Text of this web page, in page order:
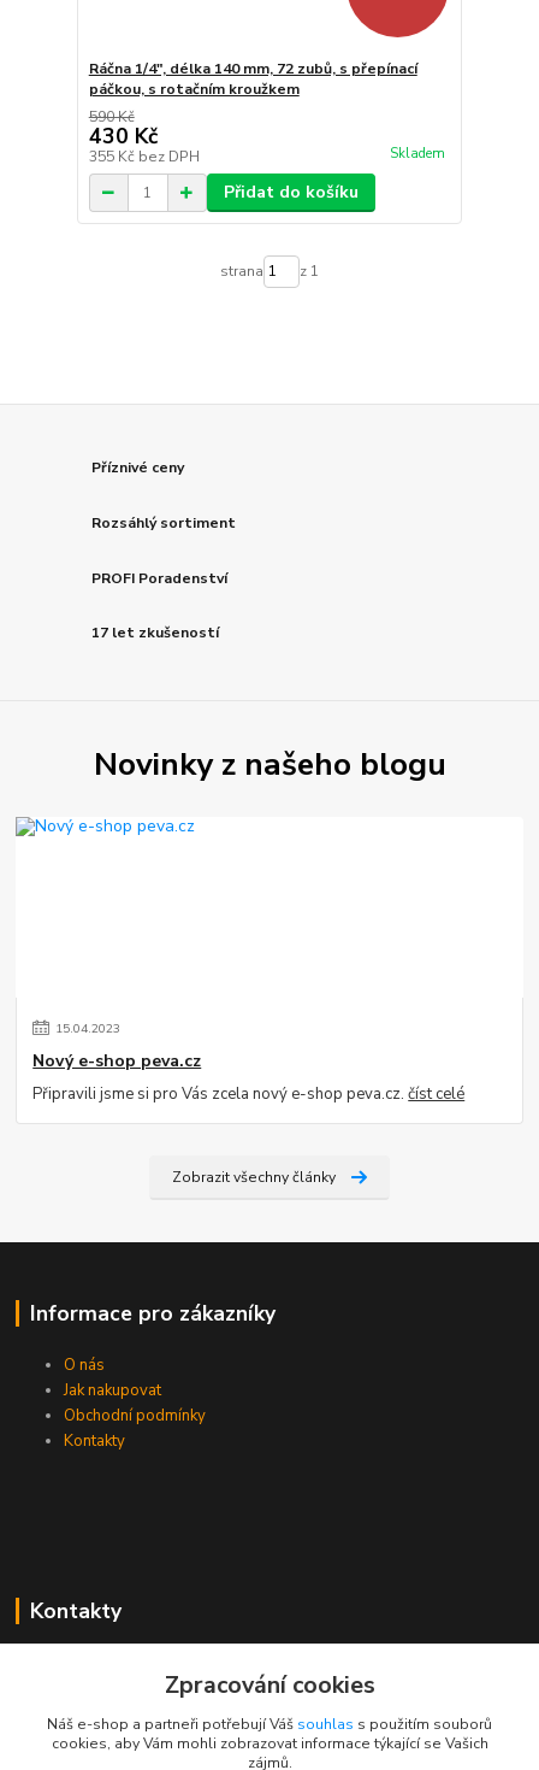
Ráčna 1/4", délka 140 mm, 72 zubů, s přepínací
páčkou, s rotačním kroužkem
590 Kč
430 Kč
355 Kč bez DPH Skladem
Přidat do košíku
strana z 1
Příznivé ceny
Rozsáhlý sortiment
PROFI Poradenství
17 let zkušeností
Novinky z našeho blogu
15.04.2023
Nový e-shop peva.cz
Připravili jsme si pro Vás zcela nový e-shop peva.cz.číst celé
Zobrazit všechny články
Informace pro zákazníky
O nás
Jak nakupovat
Obchodní podmínky
Kontakty
Kontakty
+420 733 530 378
(Po-Pá, 8-15 hod.)
Zpracování cookies
Náš e-shop a partneři potřebují Váš souhlas s použitím souborů
cookies, aby Vám mohli zobrazovat informace týkající se Vašich
zájmů.